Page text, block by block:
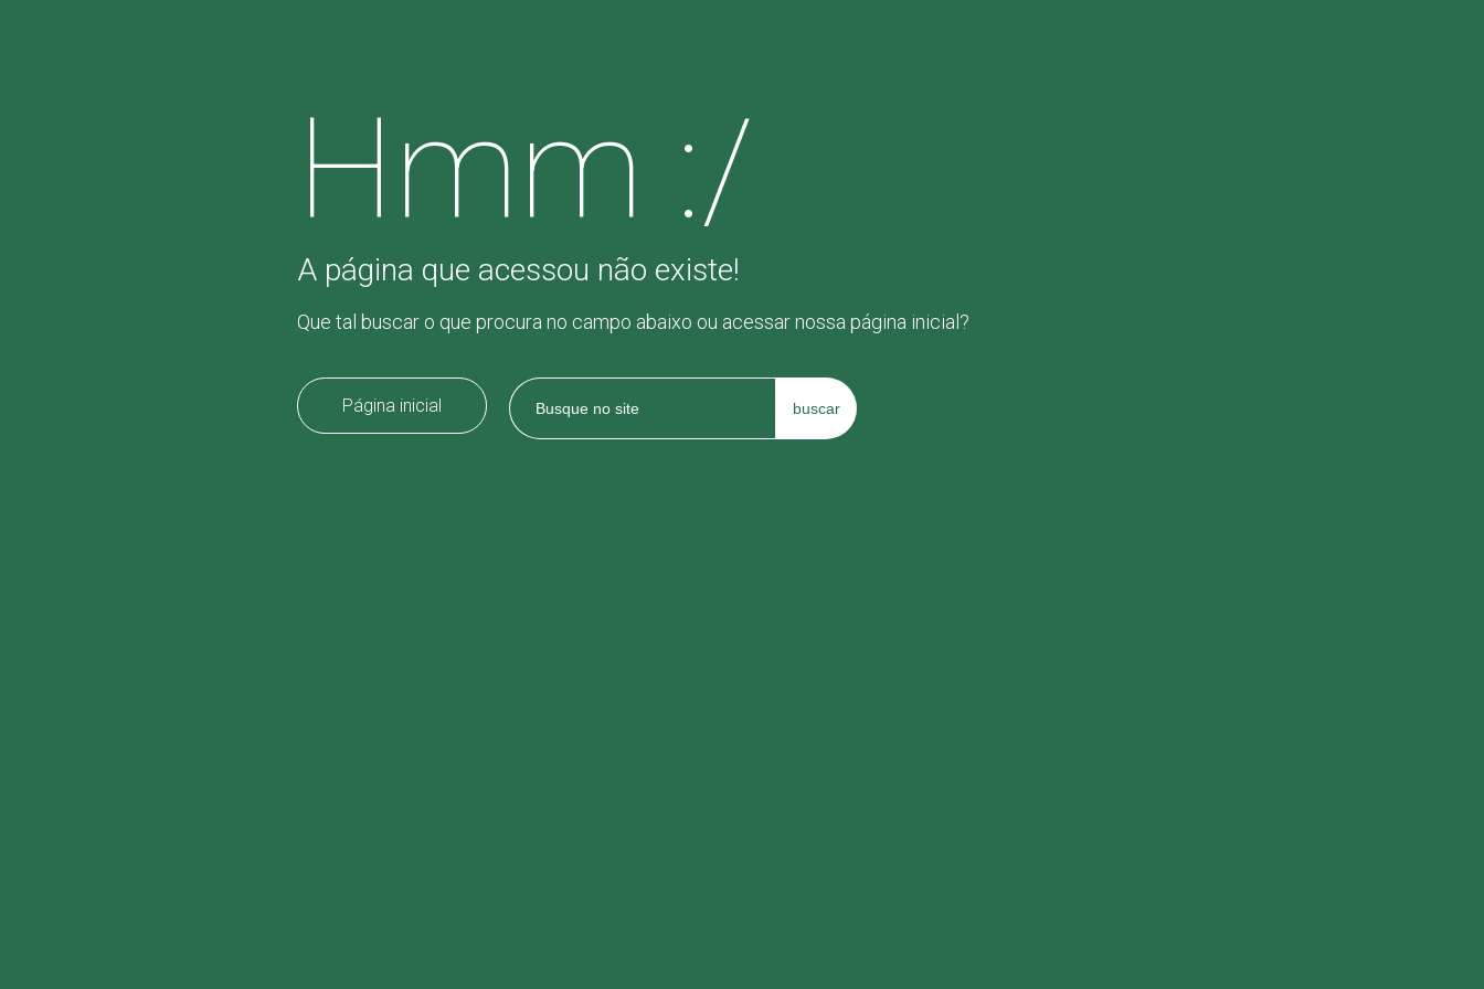
Hmm :/
A página que acessou não existe!
Que tal buscar o que procura no campo abaixo ou acessar nossa página inicial?
Página inicial